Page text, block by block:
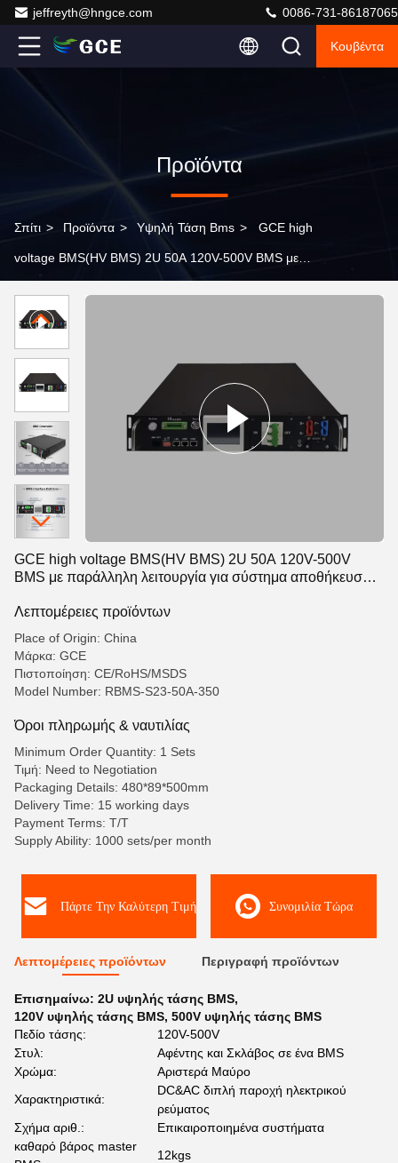
jeffreyth@hngce.com 0086-731-86187065
Κουβέντα
Προϊόντα
Σπίτι > Προϊόντα > Υψηλή Τάση Bms > GCE high
voltage BMS(HV BMS) 2U 50A 120V-500V BMS με
ενέργειας UPS για μπαταρία λιθίου
GCE high voltage BMS(HV BMS) 2U 50A 120V-500V
BMS με παράλληλη λειτουργία για σύστημα αποθήκευσης
Λεπτομέρειες προϊόντων
Place of Origin: China
Μάρκα: GCE
Πιστοποίηση: CE/RoHS/MSDS
Model Number: RBMS-S23-50A-350
Όροι πληρωμής & ναυτιλίας
Minimum Order Quantity: 1 Sets
Τιμή: Need to Negotiation
Packaging Details: 480*89*500mm
Delivery Time: 15 working days
Payment Terms: T/T
Supply Ability: 1000 sets/per month
Πάρτε Την Καλύτερη Τιμή Συνομιλία Τώρα
Λεπτομέρειες προϊόντων Περιγραφή προϊόντων
Επισημαίνω: 2U υψηλής τάσης BMS,
120V υψηλής τάσης BMS, 500V υψηλής τάσης BMS
Πεδίο τάσης:
120V-500V
Στυλ:
Αφέντης και Σκλάβος σε ένα BMS
Χρώμα:
Αριστερά Μαύρο
Χαρακτηριστικά:
DC&AC διπλή παροχή ηλεκτρικού
ρεύματος
Σχήμα αριθ.:
Επικαιροποιημένα συστήματα
καθαρό βάρος master
12kgs